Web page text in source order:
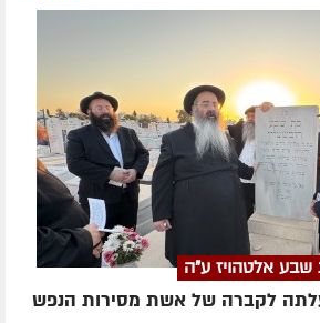
אלטהויז ע"ה
לקברה של אשת מסירות הנפש